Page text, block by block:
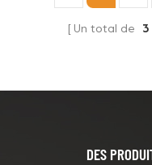
Un total de 3
DES